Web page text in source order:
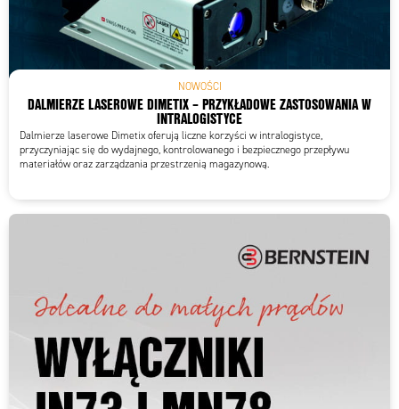
NOWOŚCI
DALMIERZE LASEROWE DIMETIX – PRZYKŁADOWE ZASTOSOWANIA W
INTRALOGISTYCE
Dalmierze laserowe Dimetix oferują liczne korzyści w intralogistyce,
przyczyniając się do wydajnego, kontrolowanego i bezpiecznego przepływu
materiałów oraz zarządzania przestrzenią magazynową.